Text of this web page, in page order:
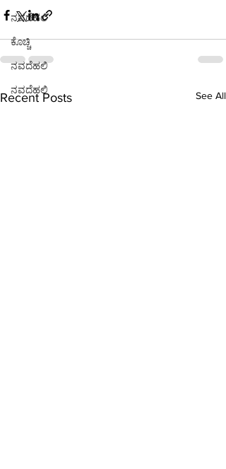
ನವದೆಹಲಿ
ಕೊಚ್ಚಿ
ನವದೆಹಲಿ
ನವದೆಹಲಿ
Recent Posts See All